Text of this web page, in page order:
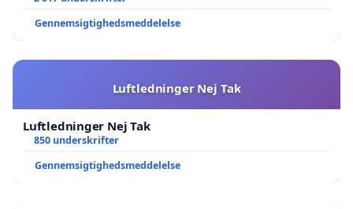
Gennemsigtighedsmeddelelse
Luftledninger Nej Tak
Luftledninger Nej Tak
850 underskrifter
Gennemsigtighedsmeddelelse